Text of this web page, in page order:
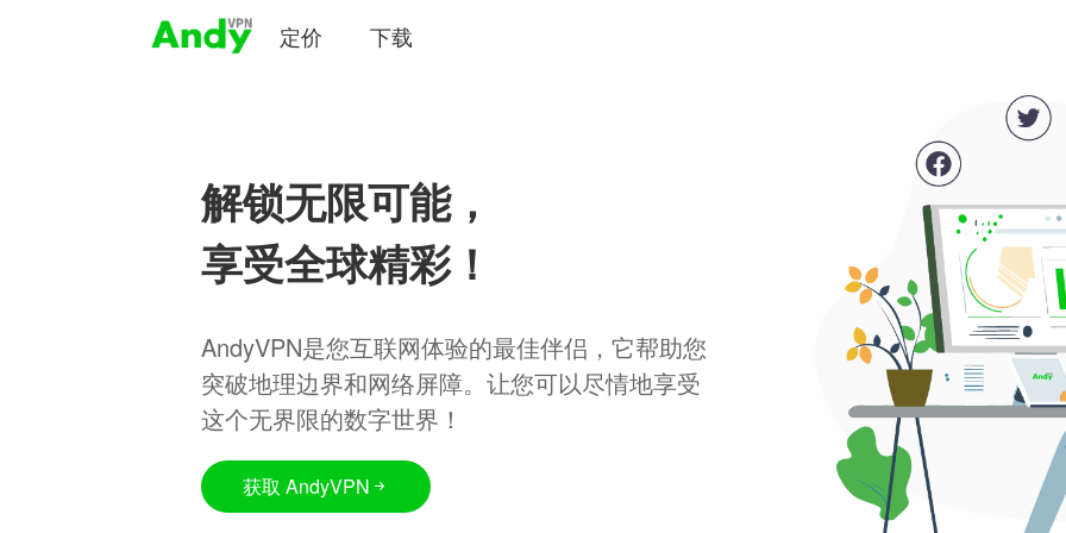
定价 下载
解锁无限可能，
享受全球精彩！
AndyVPN是您互联网体验的最佳伴侣，它帮助您
突破地理边界和网络屏障。让您可以尽情地享受
这个无界限的数字世界！
获取 AndyVPN